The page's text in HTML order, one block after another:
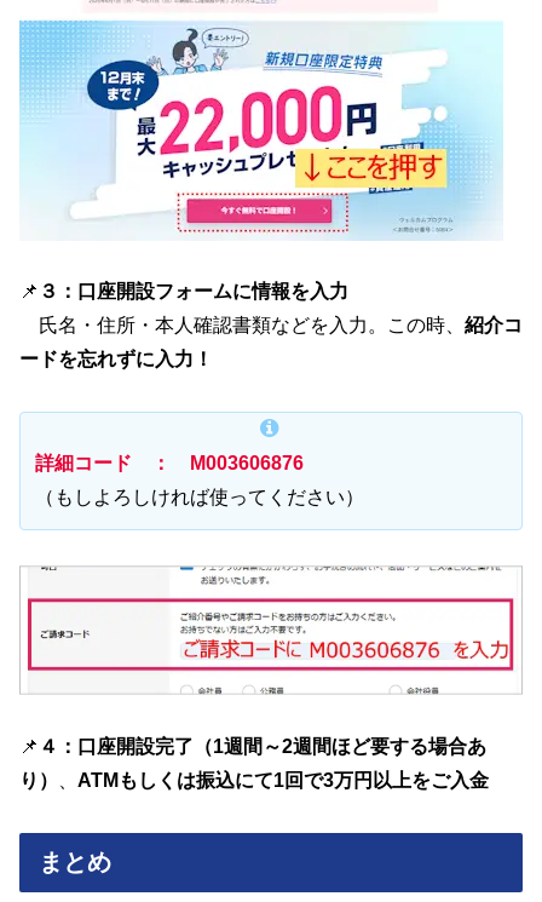
📌 ３：口座開設フォームに情報を入力
氏名・住所・本人確認書類などを入力。この時、 紹介コ
ードを忘れずに入力！
詳細コード ： M003606876
（もしよろしければ使ってください）
📌 ４： 口座開設完了（1週間～2週間ほど要する場合あ
り）
ATMもしくは振込にて1回で3万円以上をご入金
まとめ